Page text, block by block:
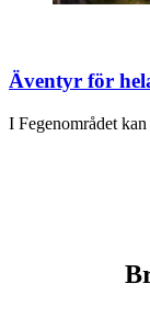
Äventyr för
I Fegenområdet